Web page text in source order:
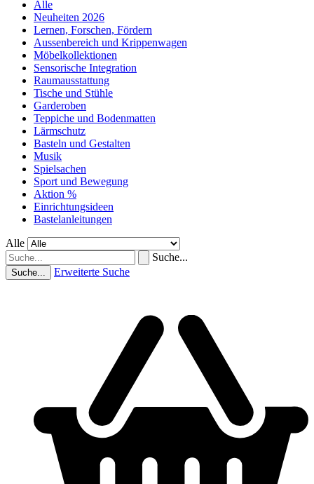
Alle
Neuheiten 2026
Lernen, Forschen, Fördern
Aussenbereich und Krippenwagen
Möbelkollektionen
Sensorische Integration
Raumausstattung
Tische und Stühle
Garderoben
Teppiche und Bodenmatten
Lärmschutz
Basteln und Gestalten
Musik
Spielsachen
Sport und Bewegung
Aktion %
Einrichtungsideen
Bastelanleitungen
Alle
Suche...
Suche... Erweiterte Suche